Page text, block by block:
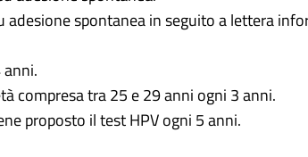
spontanea in seguito a lettera
compresa tra 25 e 29 anni ogni 3 anni.
proposto il test HPV ogni 5 anni.